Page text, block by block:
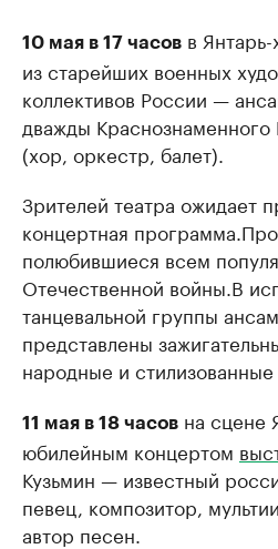
10 мая в 17 часов в Янтарь-
из старейших военных
коллективов России —
дважды Краснознаменного
(хор, оркестр, балет).
Зрителей театра ожидает
концертная
полюбившиеся всем
Отечественной войны.В
танцевальной группы
представлены
народные и стилизованные
11 мая в 18 часов на сцене
юбилейным концертом
Кузьмин — известный
певец, композитор,
автор песен.